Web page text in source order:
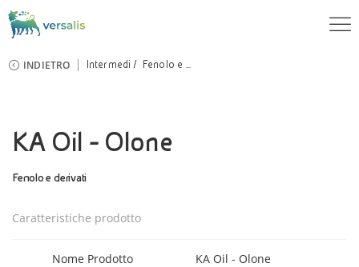
INDIETRO Intermedi Fenolo e ...
KA Oil - Olone
Fenolo e derivati
Caratteristiche prodotto
Nome Prodotto KA Oil - Olone